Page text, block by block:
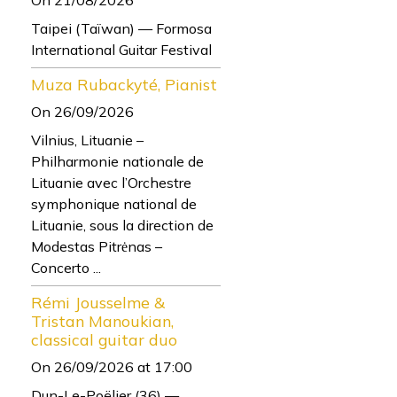
Taipei (Taïwan) — Formosa
International Guitar Festival
Muza Rubackyté, Pianist
On 26/09/2026
Vilnius, Lituanie –
Philharmonie nationale de
Lituanie avec l’Orchestre
symphonique national de
Lituanie, sous la direction de
Modestas Pitrėnas –
Concerto ...
Rémi Jousselme &
Tristan Manoukian,
classical guitar duo
On 26/09/2026 at 17:00